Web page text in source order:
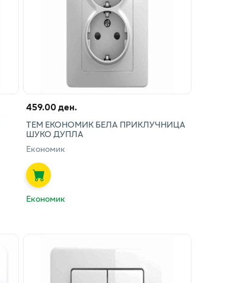
459.00 ден.
ТЕМ ЕКОНОМИК БЕЛА ПРИКЛУЧНИЦА
ШУКО ДУПЛА
Економик
Економик